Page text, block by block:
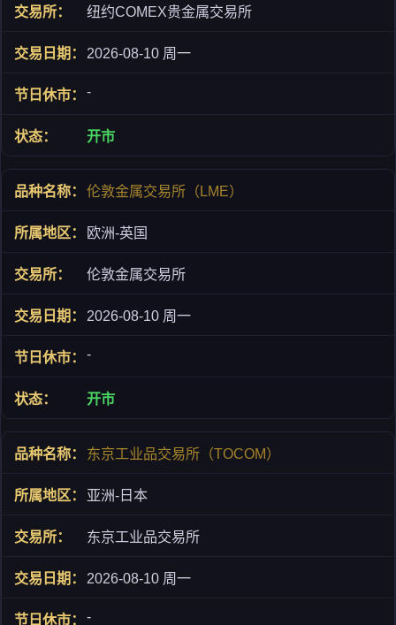
纽约COMEX贵金属交易所
2026-08-10 周一
-
开市
伦敦金属交易所（LME）
欧洲-英国
伦敦金属交易所
2026-08-10 周一
-
开市
东京工业品交易所（TOCOM）
亚洲-日本
东京工业品交易所
2026-08-10 周一
-